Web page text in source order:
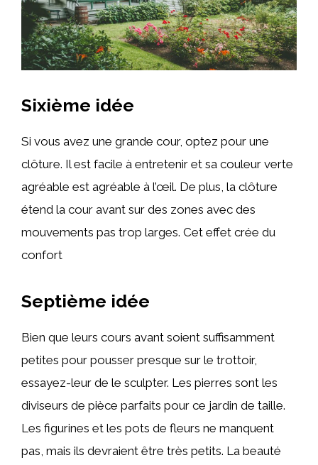
Sixième idée
Si vous avez une grande cour, optez pour une
clôture. Il est facile à entretenir et sa couleur verte
agréable est agréable à l’œil. De plus, la clôture
étend la cour avant sur des zones avec des
mouvements pas trop larges. Cet effet crée du
confort
Septième idée
Bien que leurs cours avant soient suffisamment
petites pour pousser presque sur le trottoir,
essayez-leur de le sculpter. Les pierres sont les
diviseurs de pièce parfaits pour ce jardin de taille.
Les figurines et les pots de fleurs ne manquent
pas, mais ils devraient être très petits. La beauté